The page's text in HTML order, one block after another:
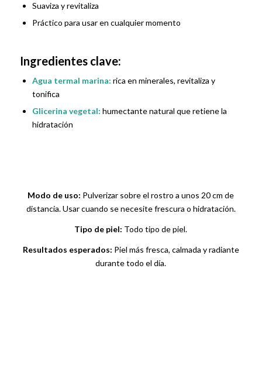
Suaviza y revitaliza
Práctico para usar en cualquier momento
Ingredientes clave:
Agua termal marina: rica en minerales, revitaliza y
tonifica
Glicerina vegetal: humectante natural que retiene la
hidratación
Modo de uso: Pulverizar sobre el rostro a unos 20 cm de
distancia. Usar cuando se necesite frescura o hidratación.
Tipo de piel: Todo tipo de piel.
Resultados esperados: Piel más fresca, calmada y radiante
durante todo el día.